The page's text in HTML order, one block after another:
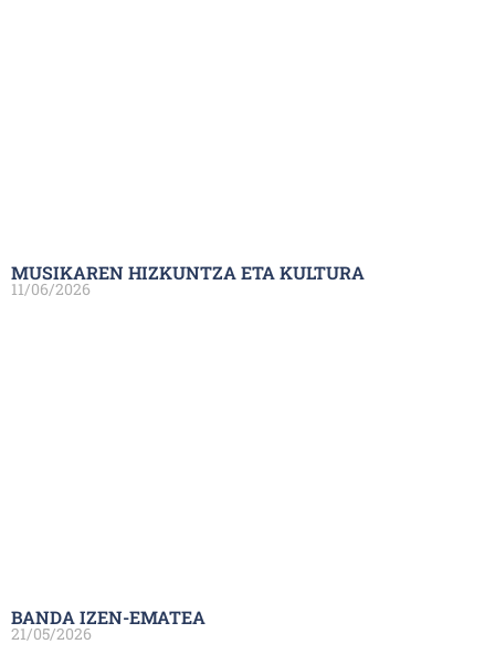
MUSIKAREN HIZKUNTZA ETA KULTURA
11/06/2026
BANDA IZEN-EMATEA
21/05/2026